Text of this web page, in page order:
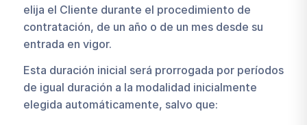
elija el Cliente durante el procedimiento de
contratación, de un año o de un mes desde su
entrada en vigor.
Esta duración inicial será prorrogada por períodos
de igual duración a la modalidad inicialmente
elegida automáticamente, salvo que: